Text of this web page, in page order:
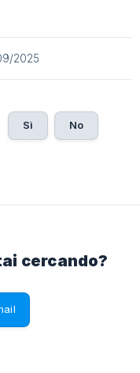
2025
Sì No
cercando?